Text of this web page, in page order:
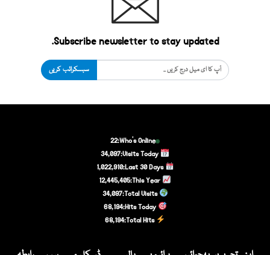
Subscribe newsletter to stay updated.
سبسکرائب کریں
Who's Online:
22
Visits Today:
34,097
Last 30 Days:
1,022,910
12,445,405
Total Visits:
34,097
Hits Today:
68,194
Total Hits:
68,194